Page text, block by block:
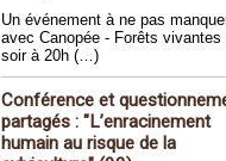
Un événement à ne pas
avec Canopée - Forêts vivantes
soir à 20h (…)
Conférence et
partagés : "L’enracinement
humain au risque de la